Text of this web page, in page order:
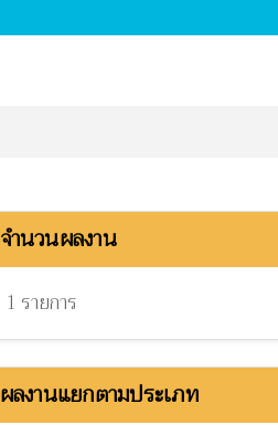
จำนวนผลงาน
1 รายการ
ผลงานแยกตามประเภท